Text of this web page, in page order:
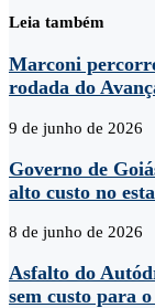
Leia também
Marconi
rodada do
9 de junho de 2026
Governo de
alto custo no
8 de junho de 2026
Asfalto do
sem custo para